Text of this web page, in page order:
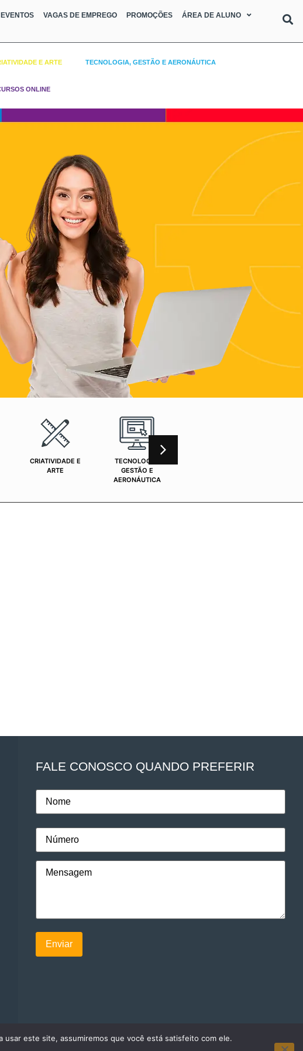
EVENTOS VAGAS DE EMPREGO PROMOÇÕES
ÁREA DE ALUNO
E ARTE TECNOLOGIA, GESTÃO E AERONÁUTICA
ONLINE
CRIATIVIDADE E
ARTE
TECNOLOGIA,
GESTÃO E
AERONÁUTICA
FALE CONOSCO QUANDO PREFERIR
este site, assumiremos que você está satisfeito com ele.